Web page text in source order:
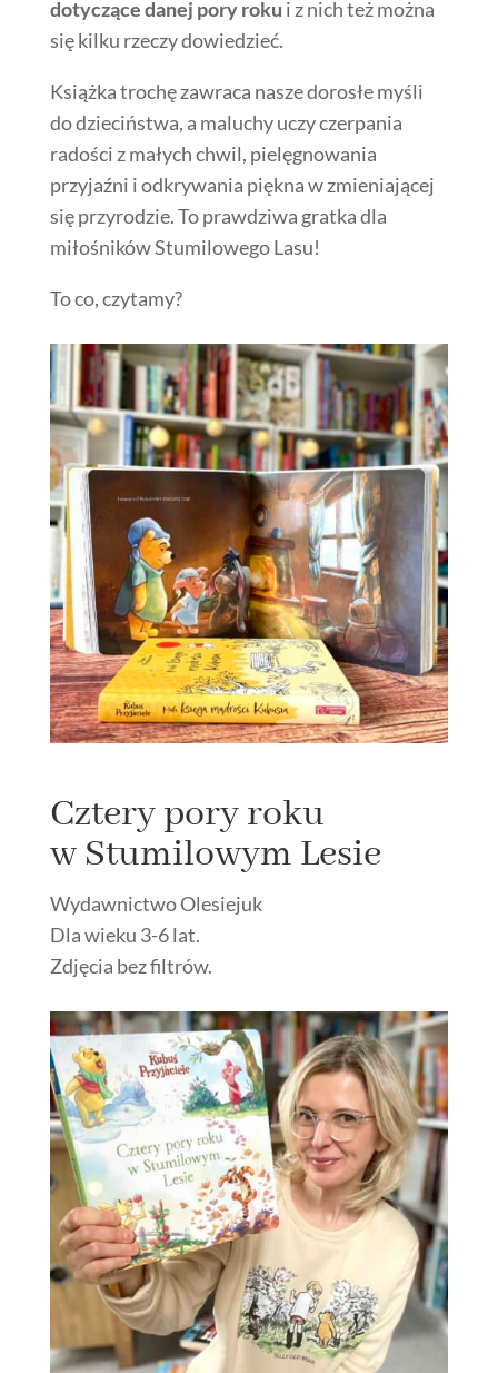
dotyczące danej pory roku i z nich też można
się kilku rzeczy dowiedzieć.
Książka trochę zawraca nasze dorosłe myśli
do dzieciństwa, a maluchy uczy czerpania
radości z małych chwil, pielęgnowania
przyjaźni i odkrywania piękna w zmieniającej
się przyrodzie. To prawdziwa gratka dla
miłośników Stumilowego Lasu!
To co, czytamy?
Cztery pory roku
w Stumilowym Lesie
Wydawnictwo Olesiejuk
Dla wieku 3-6 lat.
Zdjęcia bez filtrów.